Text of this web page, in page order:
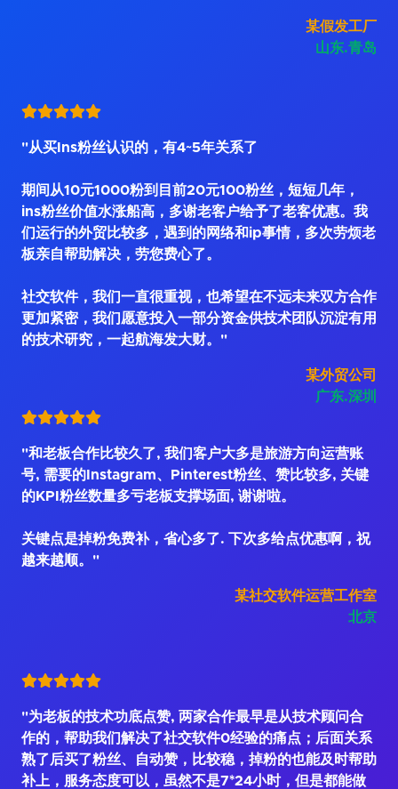
某假发工厂
山东.青岛
"从买Ins粉丝认识的，有4~5年关系了
期间从10元1000粉到目前20元100粉丝，短短几年，
ins粉丝价值水涨船高，多谢老客户给予了老客优惠。我
们运行的外贸比较多，遇到的网络和ip事情，多次劳烦老
板亲自帮助解决，劳您费心了。
社交软件，我们一直很重视，也希望在不远未来双方合作
更加紧密，我们愿意投入一部分资金供技术团队沉淀有用
的技术研究，一起航海发大财。"
某外贸公司
广东.深圳
"和老板合作比较久了, 我们客户大多是旅游方向运营账
号, 需要的Instagram、Pinterest粉丝、赞比较多, 关键
的KPI粉丝数量多亏老板支撑场面, 谢谢啦。
关键点是掉粉免费补，省心多了. 下次多给点优惠啊，祝
越来越顺。"
某社交软件运营工作室
北京
"为老板的技术功底点赞, 两家合作最早是从技术顾问合
作的，帮助我们解决了社交软件0经验的痛点；后面关系
熟了后买了粉丝、自动赞，比较稳，掉粉的也能及时帮助
补上，服务态度可以，虽然不是7*24小时，但是都能做